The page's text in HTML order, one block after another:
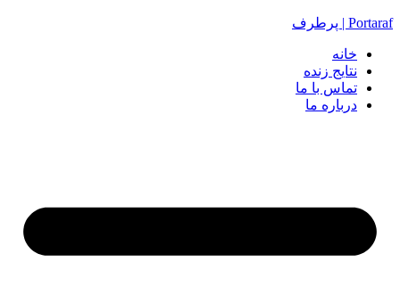
Portaraf | پرطرف
خانه
نتایج زنده
تماس با ما
درباره ما